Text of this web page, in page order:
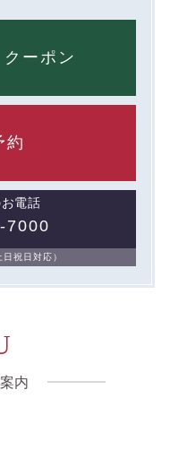
クーポン
約
電話
7000
祝日対応）
内